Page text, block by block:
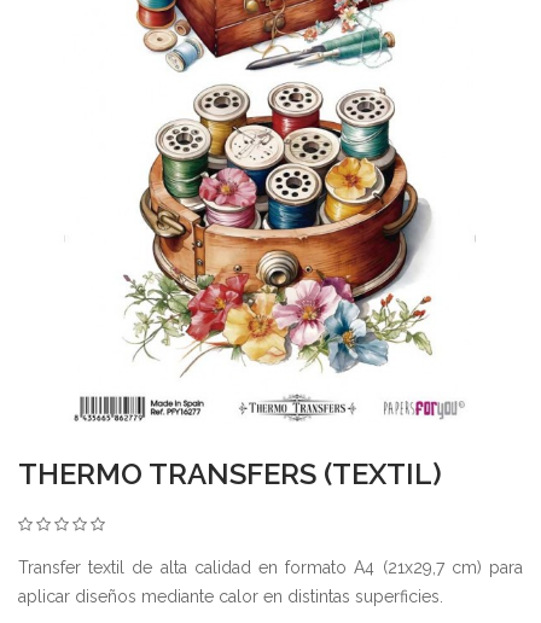
THERMO TRANSFERS (TEXTIL)
Transfer textil de alta calidad en formato A4 (21x29,7 cm) para
aplicar diseños mediante calor en distintas superficies.